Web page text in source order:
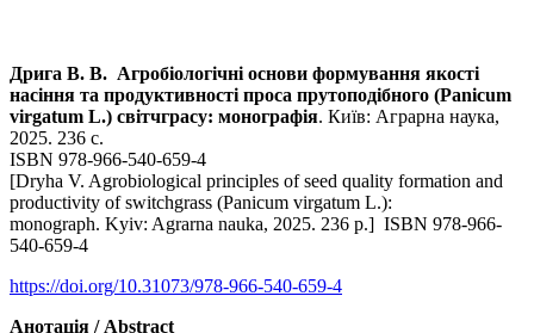
Дрига В. В. Агробіологічні основи формування якості
насіння та продуктивності проса прутоподібного (Panicum
virgatum L.) світчграсу: монографія. Київ: Аграрна наука,
2025. 236 с.
ISBN 978-966-540-659-4
[Dryha V. Agrobiolo­gical principles of seed quality formation and
productivity of switchgrass (Panicum virgatum L.):
monograph. Kyiv: Agrarna nauka, 2025. 236 р.] ISBN 978-966-
540-659-4
https://doi.org/10.31073/978-966-540-659-4
Анотація / Abstract